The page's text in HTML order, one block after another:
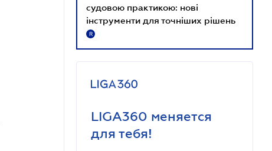
судовою практикою: нові
інструменти для точніших рішень
R
LIGA360 меняется
для тебя!